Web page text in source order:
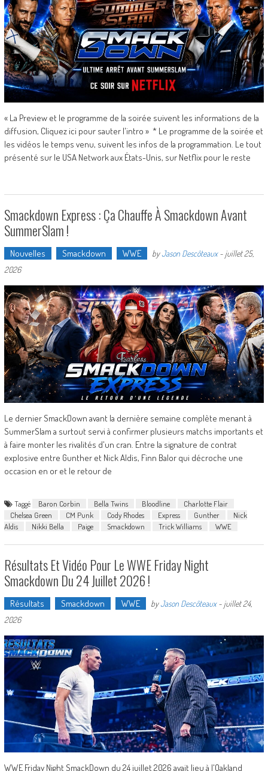
« La Preview et le programme de la soirée suivent les informations de la
diffusion, Cliquez ici pour sauter l'intro » * Le programme de la soirée et
les vidéos le temps venu, suivent les infos de la programmation. Le tout
présenté sur le USA Network aux États-Unis, sur Netflix pour le reste
Smackdown Express : Ça Chauffe À Smackdown Avant
SummerSlam !
Nouvelles Smackdown WWE byJason Descôteaux- juillet 25,
2026
Le dernier SmackDown avant la dernière semaine complète menant à
SummerSlam a surtout servi à confirmer plusieurs matchs importants et
à faire monter les rivalités d'un cran. Entre la signature de contrat
explosive entre Gunther et Nick Aldis, Finn Balor qui décroche une
occasion en or et le retour de
Taggé Baron Corbin Bella Twins Bloodline
Charlotte Flair
Chelsea Green
CM Punk Cody Rhodes Express Gunther
Nick
Aldis
Nikki Bella Paige Smackdown Trick Williams WWE
Résultats Et Vidéo Pour Le WWE Friday Night
Smackdown Du 24 Juillet 2026 !
Résultats Smackdown WWE byJason Descôteaux- juillet 24,
2026
WWE Friday Night SmackDown du 24 juillet 2026 avait lieu à l'Oakland